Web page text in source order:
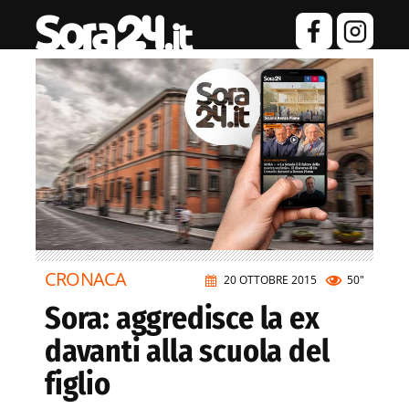
20 OTTOBRE 2015 50"
CRONACA
Sora: aggredisce la ex
davanti alla scuola del
figlio